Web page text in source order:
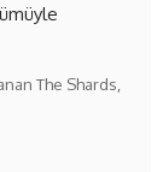
The Shards,